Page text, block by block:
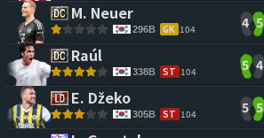
M. Neuer
296B GK 104 4 5
Raúl
338B ST 104 5 4
E. Džeko
305B ST 104 5 5